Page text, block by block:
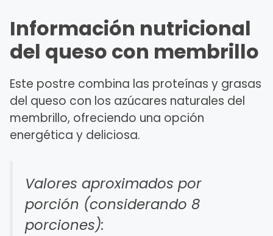
Información nutricional
del queso con membrillo
Este postre combina las proteínas y grasas
del queso con los azúcares naturales del
membrillo, ofreciendo una opción
energética y deliciosa.
Valores aproximados por
porción (considerando 8
porciones):